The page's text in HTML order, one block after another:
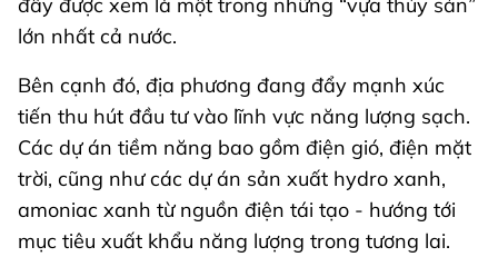
lớn nhất cả nước.
Bên cạnh đó, địa phương đang đẩy mạnh xúc
tiến thu hút đầu tư vào lĩnh vực năng lượng sạch.
Các dự án tiềm năng bao gồm điện gió, điện mặt
trời, cũng như các dự án sản xuất hydro xanh,
amoniac xanh từ nguồn điện tái tạo - hướng tới
mục tiêu xuất khẩu năng lượng trong tương lai.